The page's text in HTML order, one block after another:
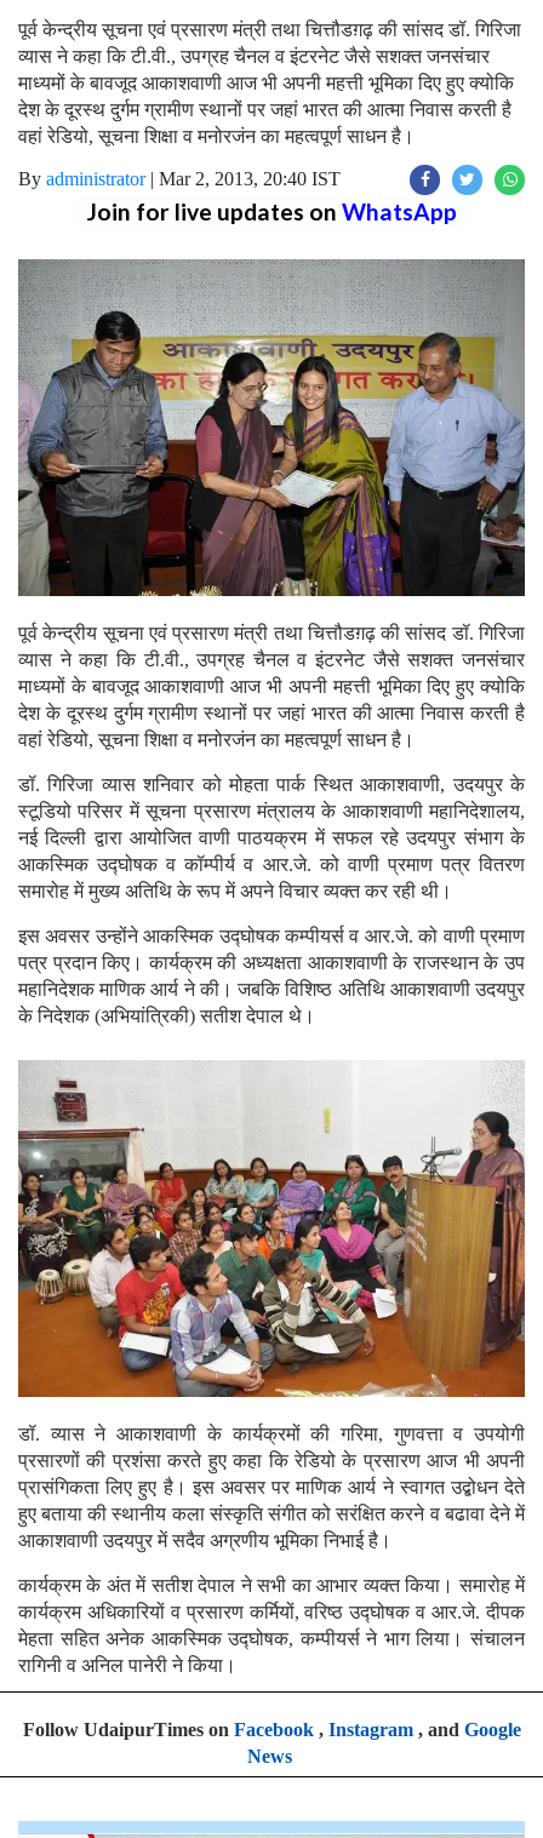
पूर्व केन्द्रीय सूचना एवं प्रसारण मंत्री तथा चित्तौडग़ढ़ की सांसद डॉ. गिरिजा
व्यास ने कहा कि टी.वी., उपग्रह चैनल व इंटरनेट जैसे सशक्त जनसंचार
माध्यमों के बावजूद आकाशवाणी आज भी अपनी महत्ती भूमिका दिए हुए क्योकि
देश के दूरस्थ दुर्गम ग्रामीण स्थानों पर जहां भारत की आत्मा निवास करती है
वहां रेडियो, सूचना शिक्षा व मनोरजंन का महत्वपूर्ण साधन है।
By administrator| Mar 2, 2013, 20:40 IST
Join for live updates on WhatsApp
पूर्व केन्द्रीय सूचना एवं प्रसारण मंत्री तथा चित्तौडग़ढ़ की सांसद डॉ. गिरिजा
व्यास ने कहा कि टी.वी., उपग्रह चैनल व इंटरनेट जैसे सशक्त जनसंचार
माध्यमों के बावजूद आकाशवाणी आज भी अपनी महत्ती भूमिका दिए हुए क्योकि
देश के दूरस्थ दुर्गम ग्रामीण स्थानों पर जहां भारत की आत्मा निवास करती है
वहां रेडियो, सूचना शिक्षा व मनोरजंन का महत्वपूर्ण साधन है।
डॉ. गिरिजा व्यास शनिवार को मोहता पार्क स्थित आकाशवाणी, उदयपुर के
स्टूडियो परिसर में सूचना प्रसारण मंत्रालय के आकाशवाणी महानिदेशालय,
नई दिल्ली द्वारा आयोजित वाणी पाठयक्रम में सफल रहे उदयपुर संभाग के
आकस्मिक उद्घोषक व कॉम्पीर्य व आर.जे. को वाणी प्रमाण पत्र वितरण
समारोह में मुख्य अतिथि के रूप में अपने विचार व्यक्त कर रही थी।
इस अवसर उन्होंने आकस्मिक उद्घोषक कम्पीयर्स व आर.जे. को वाणी प्रमाण
पत्र प्रदान किए। कार्यक्रम की अध्यक्षता आकाशवाणी के राजस्थान के उप
महानिदेशक माणिक आर्य ने की। जबकि विशिष्ठ अतिथि आकाशवाणी उदयपुर
के निदेशक (अभियांत्रिकी) सतीश देपाल थे।
डॉ. व्यास ने आकाशवाणी के कार्यक्रमों की गरिमा, गुणवत्ता व उपयोगी
प्रसारणों की प्रशंसा करते हुए कहा कि रेडियो के प्रसारण आज भी अपनी
प्रासंगिकता लिए हुए है। इस अवसर पर माणिक आर्य ने स्वागत उद्बोधन देते
हुए बताया की स्थानीय कला संस्कृति संगीत को सरंक्षित करने व बढावा देने में
आकाशवाणी उदयपुर में सदैव अग्रणीय भूमिका निभाई है।
कार्यक्रम के अंत में सतीश देपाल ने सभी का आभार व्यक्त किया। समारोह में
कार्यक्रम अधिकारियों व प्रसारण कर्मियों, वरिष्ठ उद्घोषक व आर.जे. दीपक
मेहता सहित अनेक आकस्मिक उद्घोषक, कम्पीयर्स ने भाग लिया। संचालन
रागिनी व अनिल पानेरी ने किया।
Follow UdaipurTimes on Facebook, Instagram, and Google
News